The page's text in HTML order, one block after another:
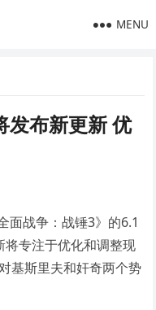
MENU
发布新更新 优
面战争：战锤3》的6.1
专注于优化和调整现
基斯里夫和奸奇两个势